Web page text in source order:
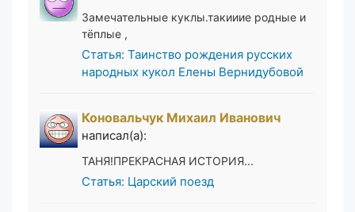
Замечательные куклы.такииие родные и
тёплые ,
Статья: Таинство рождения русских
народных кукол Елены Вернидубовой
Коновальчук Михаил Иванович
написал(а):
ТАНЯ!ПРЕКРАСНАЯ ИСТОРИЯ...
Статья: Царский поезд